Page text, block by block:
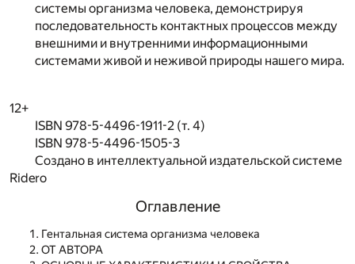
системы организма человека, демонстрируя
последовательность контактных процессов между
внешними и внутренними информационными
системами живой и неживой природы нашего мира.
12+
ISBN 978-5-4496-1911-2 (т. 4)
ISBN 978-5-4496-1505-3
Создано в интеллектуальной издательской системе
Ridero
Оглавление
Гентальная система организма человека
ОТ АВТОРА